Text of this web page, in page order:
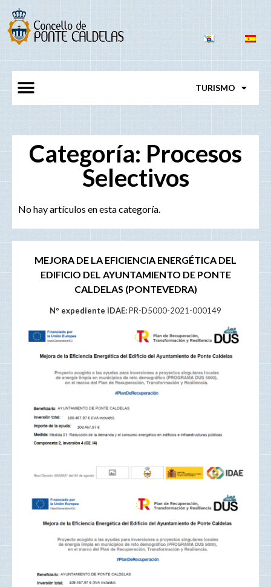
TURISMO
Categoría: Procesos
Selectivos
No hay artículos en esta categoría.
MEJORA DE LA EFICIENCIA ENERGÉTICA DEL
EDIFICIO DEL AYUNTAMIENTO DE PONTE
CALDELAS (PONTEVEDRA)
Nº expediente IDAE:PR-D5000-2021-000149